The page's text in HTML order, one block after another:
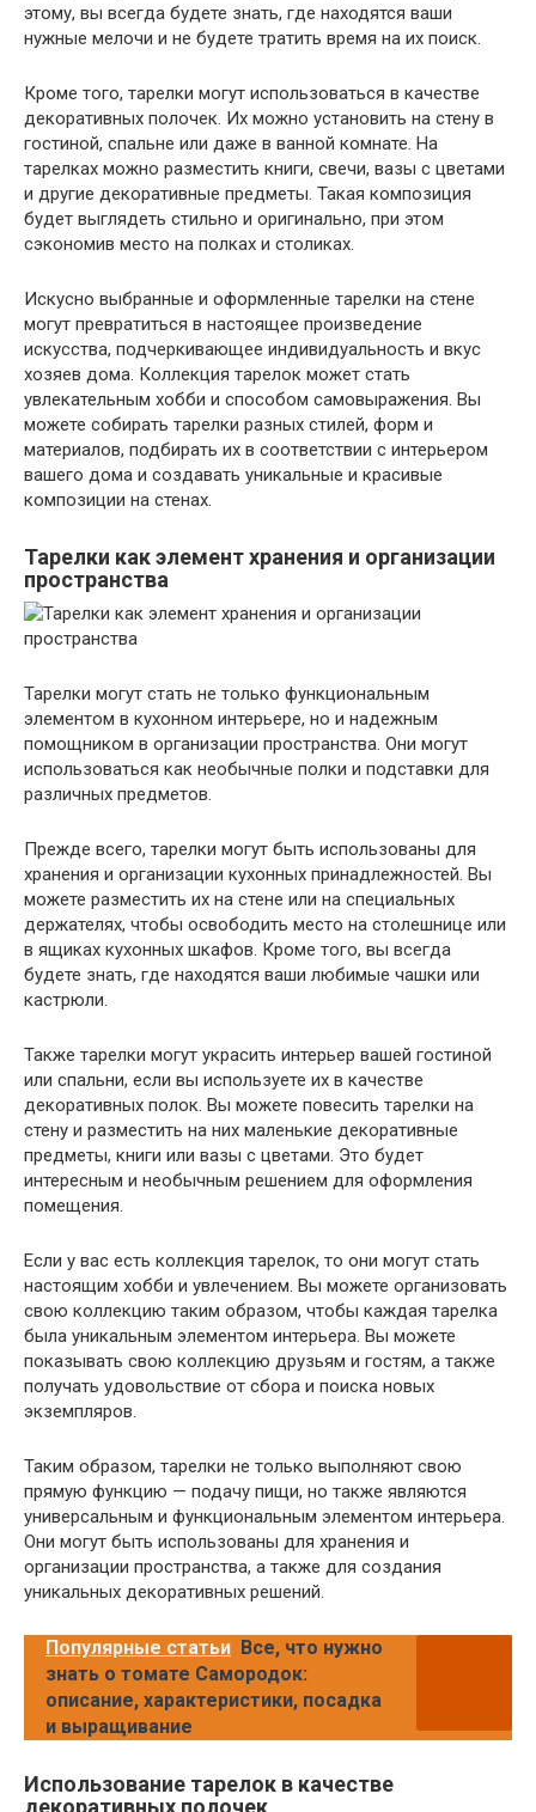
этому, вы всегда будете знать, где находятся ваши
нужные мелочи и не будете тратить время на их поиск.
Кроме того, тарелки могут использоваться в качестве
декоративных полочек. Их можно установить на стену в
гостиной, спальне или даже в ванной комнате. На
тарелках можно разместить книги, свечи, вазы с цветами
и другие декоративные предметы. Такая композиция
будет выглядеть стильно и оригинально, при этом
сэкономив место на полках и столиках.
Искусно выбранные и оформленные тарелки на стене
могут превратиться в настоящее произведение
искусства, подчеркивающее индивидуальность и вкус
хозяев дома. Коллекция тарелок может стать
увлекательным хобби и способом самовыражения. Вы
можете собирать тарелки разных стилей, форм и
материалов, подбирать их в соответствии с интерьером
вашего дома и создавать уникальные и красивые
композиции на стенах.
Тарелки как элемент хранения и организации
пространства
Тарелки могут стать не только функциональным
элементом в кухонном интерьере, но и надежным
помощником в организации пространства. Они могут
использоваться как необычные полки и подставки для
различных предметов.
Прежде всего, тарелки могут быть использованы для
хранения и организации кухонных принадлежностей. Вы
можете разместить их на стене или на специальных
держателях, чтобы освободить место на столешнице или
в ящиках кухонных шкафов. Кроме того, вы всегда
будете знать, где находятся ваши любимые чашки или
кастрюли.
Также тарелки могут украсить интерьер вашей гостиной
или спальни, если вы используете их в качестве
декоративных полок. Вы можете повесить тарелки на
стену и разместить на них маленькие декоративные
предметы, книги или вазы с цветами. Это будет
интересным и необычным решением для оформления
помещения.
Если у вас есть коллекция тарелок, то они могут стать
настоящим хобби и увлечением. Вы можете организовать
свою коллекцию таким образом, чтобы каждая тарелка
была уникальным элементом интерьера. Вы можете
показывать свою коллекцию друзьям и гостям, а также
получать удовольствие от сбора и поиска новых
экземпляров.
Таким образом, тарелки не только выполняют свою
прямую функцию — подачу пищи, но также являются
универсальным и функциональным элементом интерьера.
Они могут быть использованы для хранения и
организации пространства, а также для создания
уникальных декоративных решений.
Популярные статьи Все, что нужно
знать о томате Самородок:
описание, характеристики, посадка
и выращивание
Использование тарелок в качестве
декоративных полочек